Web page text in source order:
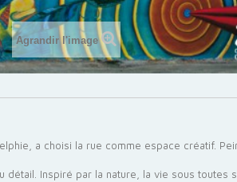
Agrandir l'image
a choisi la rue comme espace créatif.
détail. Inspiré par la nature, la vie sous